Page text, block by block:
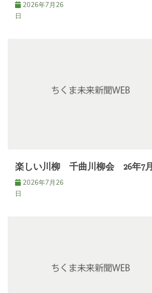
2026年7月26
日
楽しい川柳 千曲川柳会 26年7月
2026年7月26
日